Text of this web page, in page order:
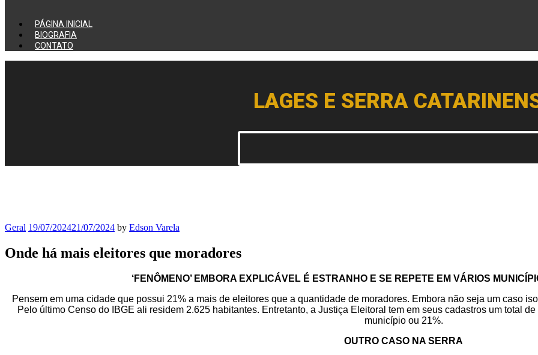
PÁGINA INICIAL
BIOGRAFIA
CONTATO
LAGES E SERRA
Geral 19/07/202421/07/2024 by Edson Varela
Onde há mais eleitores que moradores
‘FENÔMENO’ EMBORA EXPLICÁVEL É ESTRANHO E SE REPETE EM VÁRIOS
Pensem em uma cidade que possui 21% a mais de eleitores que a quantidade de moradores. Embora não seja um caso
Pelo último Censo do IBGE ali residem 2.625 habitantes. Entretanto, a Justiça Eleitoral tem em seus cadastros um total
município ou 21%.
OUTRO CASO NA SERRA